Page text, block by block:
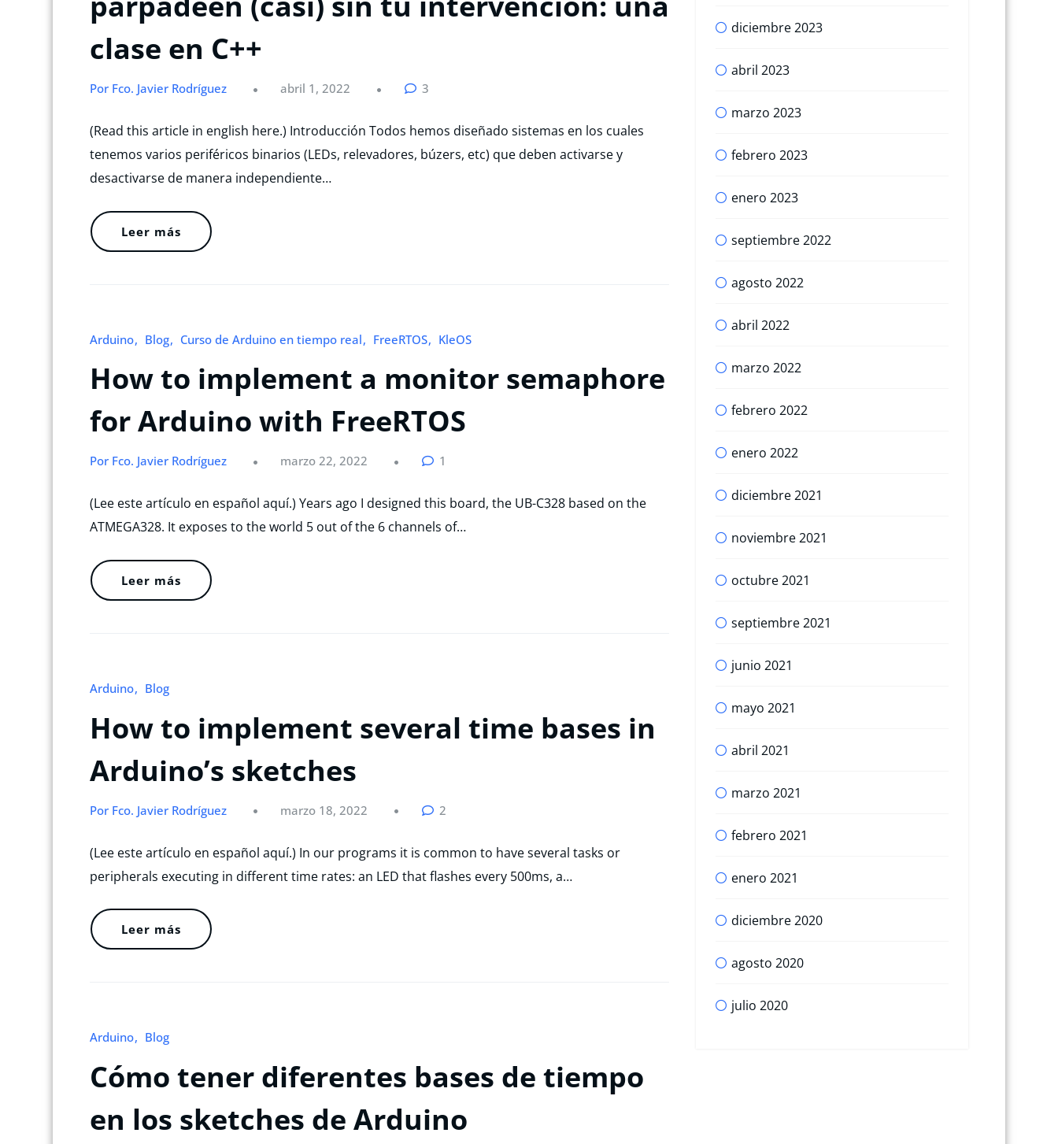
clase en C++
Por Fco. Javier Rodríguez abril 1, 2022 3
(Read this article in english here.) Introducción Todos hemos diseñado sistemas en los cuales
tenemos varios periféricos binarios (LEDs, relevadores, búzers, etc) que deben activarse y
desactivarse de manera independiente…
Leer más
Arduino Blog Curso de Arduino en tiempo real FreeRTOS KleOS
How to implement a monitor semaphore
for Arduino with FreeRTOS
Por Fco. Javier Rodríguez marzo 22, 2022 1
(Lee este artículo en español aquí.) Years ago I designed this board, the UB-C328 based on the
ATMEGA328. It exposes to the world 5 out of the 6 channels of…
Leer más
Arduino Blog
How to implement several time bases in
Arduino’s sketches
Por Fco. Javier Rodríguez marzo 18, 2022 2
(Lee este artículo en español aquí.) In our programs it is common to have several tasks or
peripherals executing in different time rates: an LED that flashes every 500ms, a…
Leer más
Arduino Blog
Cómo tener diferentes bases de tiempo
en los sketches de Arduino
diciembre 2023
abril 2023
marzo 2023
febrero 2023
enero 2023
septiembre 2022
agosto 2022
abril 2022
marzo 2022
febrero 2022
enero 2022
diciembre 2021
noviembre 2021
octubre 2021
septiembre 2021
junio 2021
mayo 2021
abril 2021
marzo 2021
febrero 2021
enero 2021
diciembre 2020
agosto 2020
julio 2020